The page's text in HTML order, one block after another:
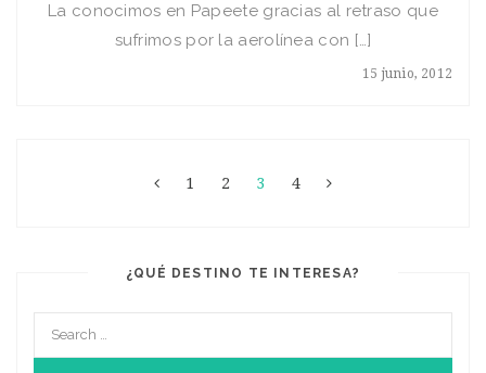
15 junio, 2012
La conocimos en Papeete gracias al retraso que
sufrimos por la aerolínea con […]
1 2 3 4
¿QUÉ DESTINO TE INTERESA?